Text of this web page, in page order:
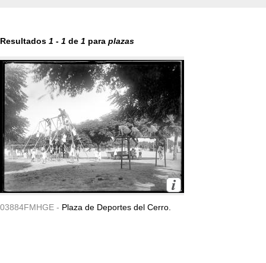
Resultados 1 - 1 de 1 para plazas
03884FMHGE - Plaza de Deportes del Cerro.